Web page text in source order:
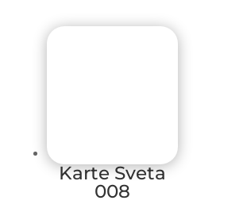
Karte Sveta
008